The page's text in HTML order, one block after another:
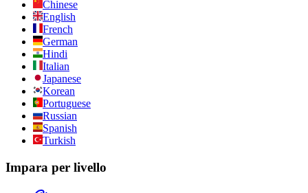
Chinese
English
French
German
Hindi
Italian
Japanese
Korean
Portuguese
Russian
Spanish
Turkish
Impara per livello